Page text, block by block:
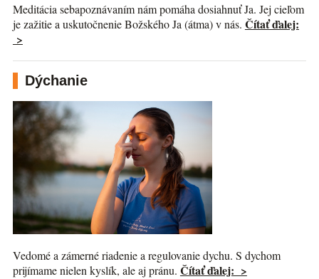
Meditácia sebapoznávaním nám pomáha dosiahnuť Ja. Jej cieľom
je zažitie a uskutočnenie Božského Ja (átma) v nás. Čítať ďalej:
>
Dýchanie
Vedomé a zámerné riadenie a regulovanie dychu. S dychom
prijímame nielen kyslík, ale aj pránu. Čítať ďalej: >